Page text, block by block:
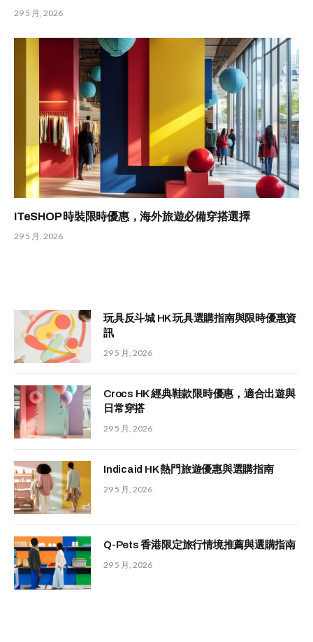
29 5 月, 2026
ITeSHOP 時裝限時優惠，海外旅遊必備穿搭選擇
29 5 月, 2026
玩具反斗城 HK 玩具選購指南與限時優惠資
訊
29 5 月, 2026
Crocs HK 經典鞋款限時優惠，適合出遊與
日常穿搭
29 5 月, 2026
Indicaid HK 熱門旅遊優惠與選購指南
29 5 月, 2026
Q-Pets 香港限定旅行情境推薦與選購指南
29 5 月, 2026